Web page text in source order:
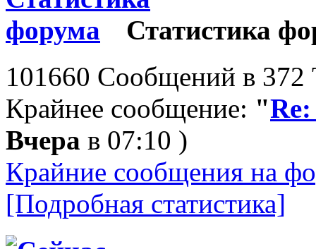
Статистика
101660 Сообщений в 372
Крайнее сообщение: "
Вчера в 07:10 )
Крайние сообщения на
[Подробная статистика]